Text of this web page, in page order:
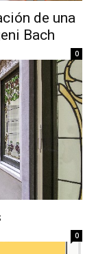
de una
Bach
0
0